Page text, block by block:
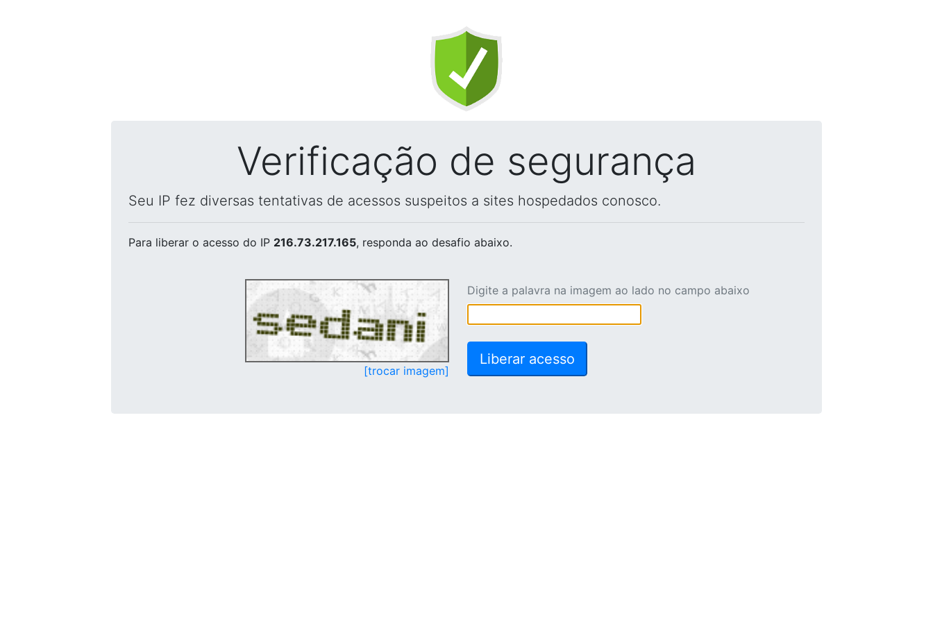
Verificação de segurança
Seu IP fez diversas tentativas de acessos suspeitos a sites hospedados conosco.
Para liberar o acesso do IP 216.73.217.165, responda ao desafio abaixo.
[trocar imagem]
Digite a palavra na imagem ao lado no campo abaixo